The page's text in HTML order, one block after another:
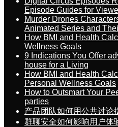
Episode Guides for
Murder Drones
Animated Series and
How BMI and Health
Wellness Goals
9 Indications You Offer
house for a Living
How BMI and Health
Personal Wellness Goals
How to Outsmart Your
parties
产品团队如何用公共讨论
群聊安全如何影响用户体